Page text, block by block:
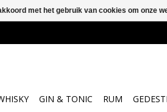
GIN & TONIC RUM
met het gebruik van cookies om onze